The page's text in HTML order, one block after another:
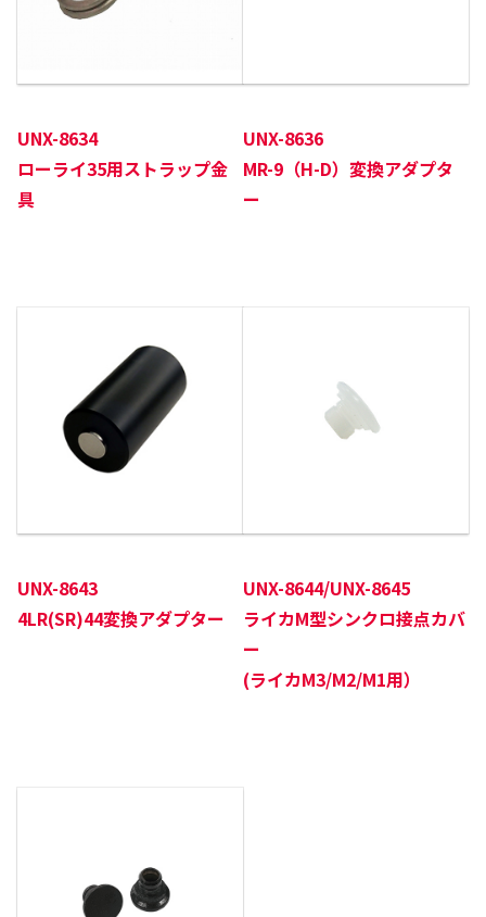
UNX-8634
ローライ35用ストラップ金
具
UNX-8636
MR-9（H-D）変換アダプタ
ー
UNX-8643
4LR(SR)44変換アダプター
UNX-8644/UNX-8645
ライカM型シンクロ接点カバ
ー
(ライカM3/M2/M1用）